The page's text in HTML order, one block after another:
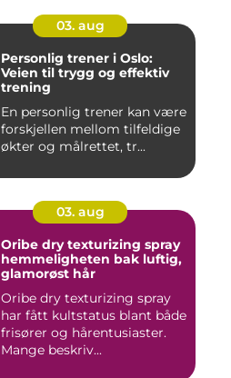
03. aug
Personlig trener i Oslo:
Veien til trygg og effektiv
trening
En personlig trener kan være
forskjellen mellom tilfeldige
økter og målrettet, tr...
03. aug
Oribe dry texturizing spray
hemmeligheten bak luftig,
glamorøst hår
Oribe dry texturizing spray
har fått kultstatus blant både
frisører og hårentusiaster.
Mange beskriv...